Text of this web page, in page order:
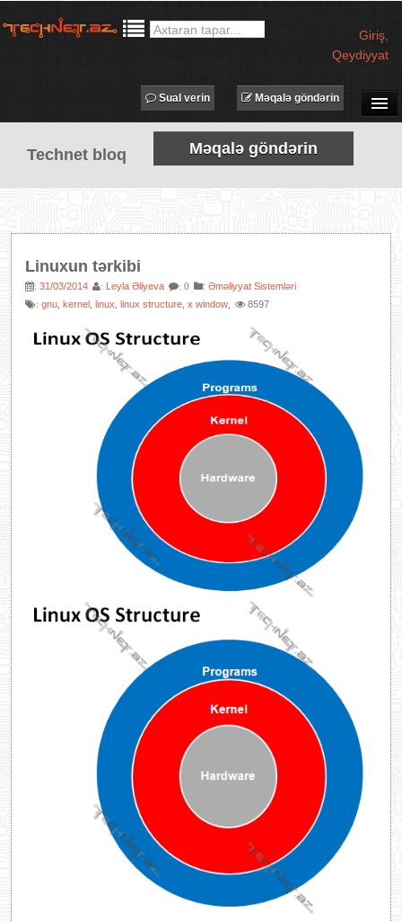
Giriş
Qeydiyyat
SUAL-CAVAB
TECHNET TV
MƏQALƏLƏR
AVADANLIQLAR
IT LÜĞƏT
XƏBƏRLƏR
Məqalə göndərin
Sual verin
Technet bloq Məqalə göndərin
Linuxun tərkibi
: 31/03/2014 : Leyla Əliyeva : 0 : Əməliyyat Sistemləri
: gnu kernel linux linux structure x window 8597